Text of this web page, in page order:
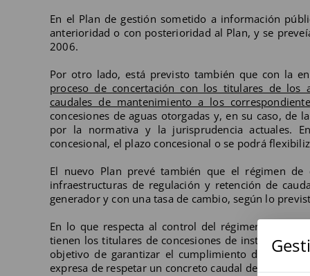
En el Plan de gestión sometido a información
anterioridad o con posterioridad al Plan, y se
2006.
Por otro lado, está previsto también que con la
proceso de concertación con los titulares de los
caudales de mantenimiento a los
concesiones de aguas otorgadas y, en su caso,
por la normativa y la jurisprudencia actuales.
concesional, el plazo concesional o se podrá
El nuevo Plan prevé también que el régimen
infraestructuras de regulación y retención de
generador y con una tasa de cambio, según lo
En lo que respecta al control del régimen de
tienen los titulares de concesiones de instalar en
objetivo de garantizar el cumplimiento de dicho
expresa de respetar un concreto caudal de